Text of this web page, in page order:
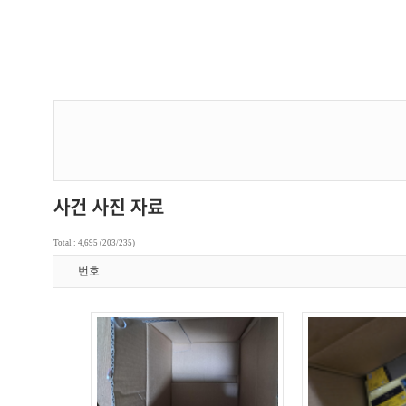
Total : 4,695 (203/235)
번호